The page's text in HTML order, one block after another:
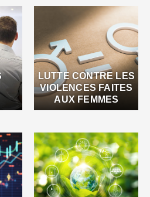
LUTTE CONTRE LES
VIOLENCES FAITES
AUX FEMMES